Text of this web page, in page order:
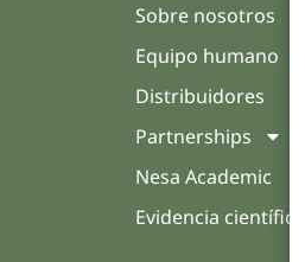
Sobre nosotros
Equipo humano
Distribuidores
Partnerships
Nesa Academic
Evidencia científica